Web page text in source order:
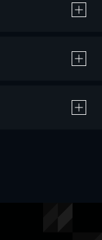
作品の購入 / レンタルです。